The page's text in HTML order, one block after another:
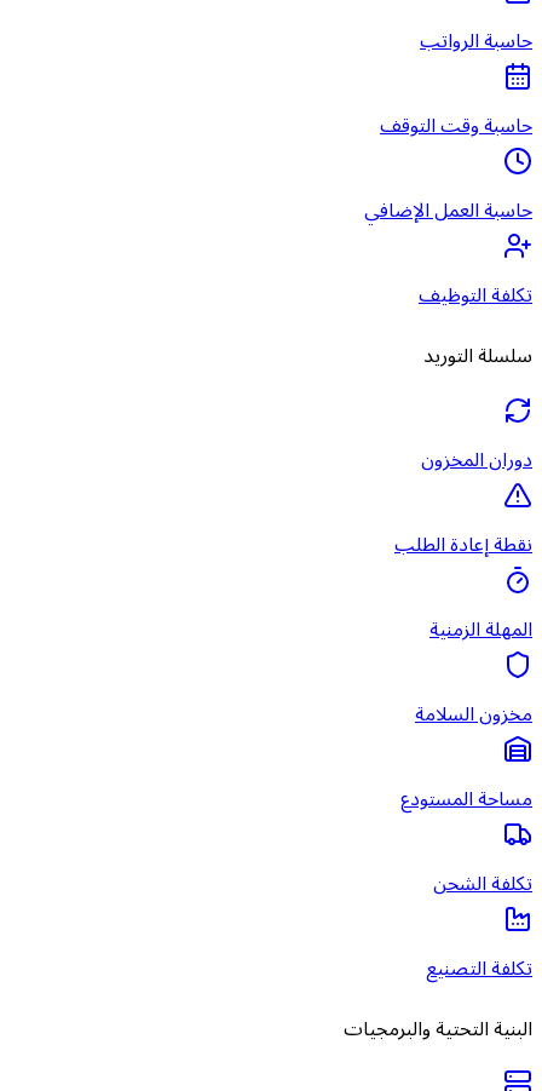
حاسبة الرواتب
حاسبة وقت التوقف
حاسبة العمل الإضافي
تكلفة التوظيف
سلسلة التوريد
دوران المخزون
نقطة إعادة الطلب
المهلة الزمنية
مخزون السلامة
مساحة المستودع
تكلفة الشحن
تكلفة التصنيع
البنية التحتية والبرمجيات